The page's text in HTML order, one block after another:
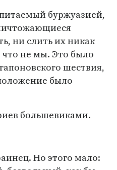
буржуазией,
ни слить их никак
что не мы. Это было
шествия,
было
большевиками.
Но этого мало: